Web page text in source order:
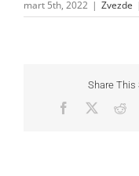
mart 5th, 2022 | Zvezde
Share This
Facebook